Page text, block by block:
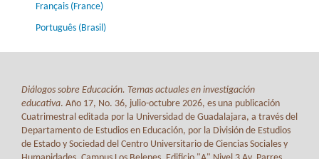
Français (France)
Português (Brasil)
Diálogos sobre Educación. Temas actuales en investigación
educativa. Año 17, No. 36, julio-octubre 2026, es una publicación
Cuatrimestral editada por la Universidad de Guadalajara, a través del
Departamento de Estudios en Educación, por la División de Estudios
de Estado y Sociedad del Centro Universitario de Ciencias Sociales y